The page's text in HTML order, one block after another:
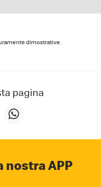
dimostrative.
pagina
nostra APP